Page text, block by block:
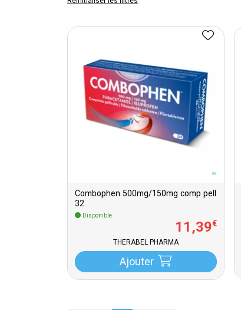
Combophen 500mg/150mg comp pell
32
Disponible
11,39€
THERABEL PHARMA
Ajouter